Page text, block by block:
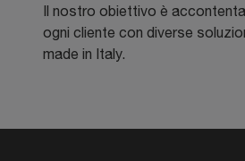
Il nostro obiettivo è
ogni cliente con diverse
made in Italy.